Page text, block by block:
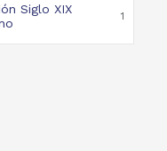
Siglo XIX
1